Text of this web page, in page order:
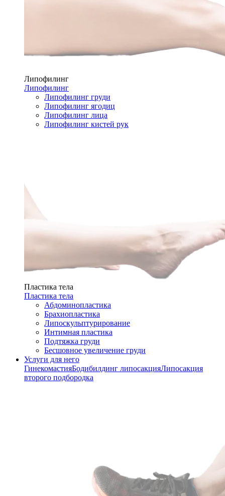
Липофилинг
Липофилинг
Липофилинг груди
Липофилинг ягодиц
Липофилинг лица
Липофилинг кистей рук
Пластика тела
Пластика тела
Абдоминопластика
Брахиопластика
Липоскульптурирование
Интимная пластика
Подтяжка груди
Бесшовное увеличение груди
Услуги для него
ГинекомастияБодибилдинг липосакцияЛипосакция
второго подбородка